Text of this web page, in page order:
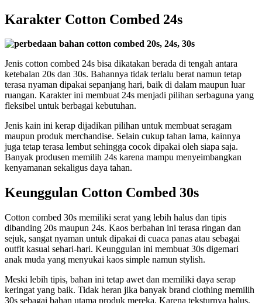
Karakter Cotton Combed 24s
Jenis cotton combed 24s bisa dikatakan berada di tengah antara
ketebalan 20s dan 30s. Bahannya tidak terlalu berat namun tetap
terasa nyaman dipakai sepanjang hari, baik di dalam maupun luar
ruangan. Karakter ini membuat 24s menjadi pilihan serbaguna yang
fleksibel untuk berbagai kebutuhan.
Jenis kain ini kerap dijadikan pilihan untuk membuat seragam
maupun produk merchandise. Selain cukup tahan lama, kainnya
juga tetap terasa lembut sehingga cocok dipakai oleh siapa saja.
Banyak produsen memilih 24s karena mampu menyeimbangkan
kenyamanan sekaligus daya tahan.
Keunggulan Cotton Combed 30s
Cotton combed 30s memiliki serat yang lebih halus dan tipis
dibanding 20s maupun 24s. Kaos berbahan ini terasa ringan dan
sejuk, sangat nyaman untuk dipakai di cuaca panas atau sebagai
outfit kasual sehari-hari. Keunggulan ini membuat 30s digemari
anak muda yang menyukai kaos simple namun stylish.
Meski lebih tipis, bahan ini tetap awet dan memiliki daya serap
keringat yang baik. Tidak heran jika banyak brand clothing memilih
30s sebagai bahan utama produk mereka. Karena teksturnya halus,